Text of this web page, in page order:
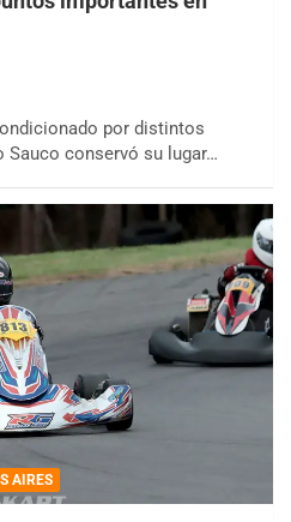
por distintos
Sauco conservó su lugar…
AIRES